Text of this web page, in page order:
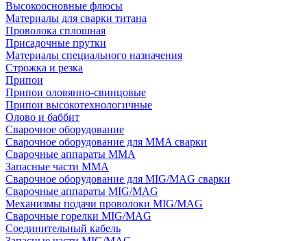
Высокоосновные флюсы
Материалы для сварки титана
Проволока сплошная
Присадочные прутки
Материалы специального назначения
Строжка и резка
Припои
Припои оловянно-свинцовые
Припои высокотехнологичные
Олово и баббит
Сварочное оборудование
Сварочное оборудование для MMA сварки
Сварочные аппараты MMA
Запасные части MMA
Сварочное оборудование для MIG/MAG сварки
Сварочные аппараты MIG/MAG
Механизмы подачи проволоки MIG/MAG
Сварочные горелки MIG/MAG
Соединительный кабель